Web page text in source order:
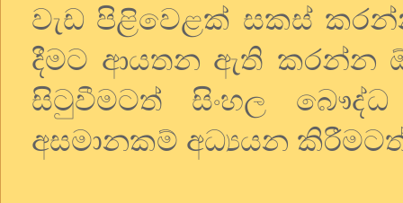
වැඩ පිළිවෙළක් සකස්
දීමට ආයතන ඇති කරන්න
සිටුවීමටත් සිංහල
අසමානකම් අධ්‍යයන